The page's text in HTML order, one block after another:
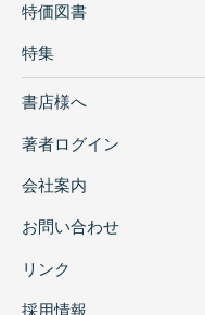
特価図書
特集
書店様へ
著者ログイン
会社案内
お問い合わせ
リンク
採用情報